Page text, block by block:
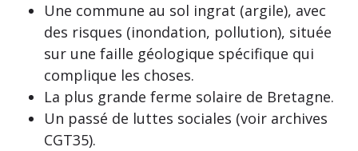
Une commune au sol ingrat (argile), avec
des risques (inondation, pollution), située
sur une faille géologique spécifique qui
complique les choses.
La plus grande ferme solaire de Bretagne.
Un passé de luttes sociales (voir archives
CGT35).